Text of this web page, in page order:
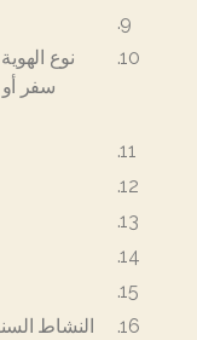
نوع
سفر
النشاط